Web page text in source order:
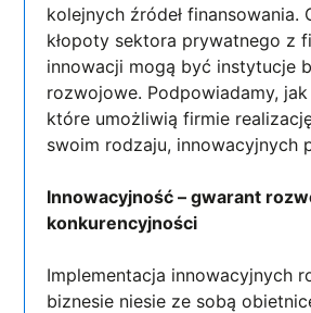
kolejnych źródeł finansowania.
kłopoty sektora prywatnego z
innowacji mogą być instytucje
rozwojowe. Podpowiadamy,
które umożliwią firmie
swoim rodzaju, innowacyjnych
Innowacyjność – gwarant
konkurencyjności
Implementacja innowacyjnych
biznesie niesie ze sobą